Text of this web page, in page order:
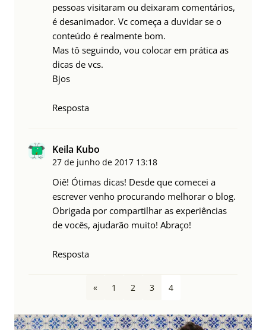
pessoas visitaram ou deixaram comentários,
é desanimador. Vc começa a duvidar se o
conteúdo é realmente bom.
Mas tô seguindo, vou colocar em prática as
dicas de vcs.
Bjos
Resposta
Keila Kubo
27 de junho de 2017 13:18
Oiê! Ótimas dicas! Desde que comecei a
escrever venho procurando melhorar o blog.
Obrigada por compartilhar as experiências
de vocês, ajudarão muito! Abraço!
Resposta
« 1 2 3 4